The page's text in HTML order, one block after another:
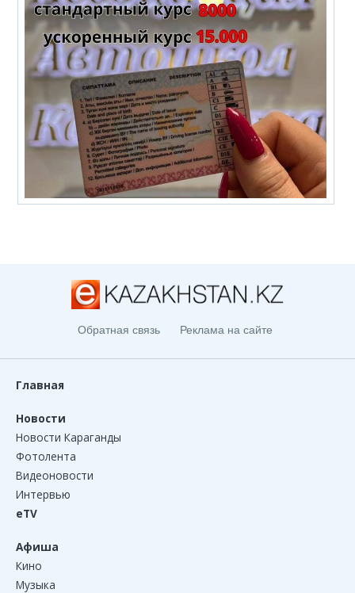
Обратная связь Реклама на сайте
Главная
Новости
Новости Караганды
Фотолента
Видеоновости
Интервью
eTV
Афиша
Кино
Музыка